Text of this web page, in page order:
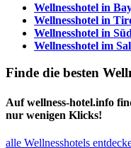
Wellnesshotel in
Wellnesshotel in
Wellnesshotel in
Wellnesshotel im
Finde die besten
Auf wellness-hotel.info
nur wenigen Klicks!
alle Wellnesshotels